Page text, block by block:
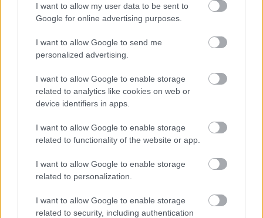
I want to allow my user data to be sent to
Google for online advertising purposes.
I want to allow Google to send me
personalized advertising.
I want to allow Google to enable storage
related to analytics like cookies on web or
device identifiers in apps.
I want to allow Google to enable storage
related to functionality of the website or app.
I want to allow Google to enable storage
related to personalization.
I want to allow Google to enable storage
related to security, including authentication
από καλοκαιρινές
δραστηριότητες: Πώς να
Κάπνισμα: Η άσκηση
βοηθά στη διακοπή του
Άσκηση με βάρη μειώνει
[μελέτη]